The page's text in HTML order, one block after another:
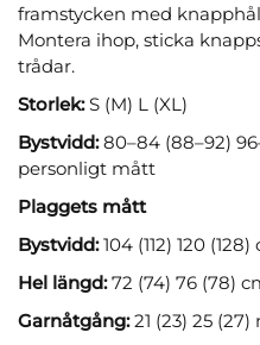
framstycken med
Montera ihop, sticka
trådar.
Storlek:S (M) L (XL)
Bystvidd:80–84 (88–92)
personligt mått
Plaggets mått
Bystvidd:104 (112) 120 (128)
Hel längd:72 (74) 76 (78)
Garnåtgång:21 (23) 25 (27)